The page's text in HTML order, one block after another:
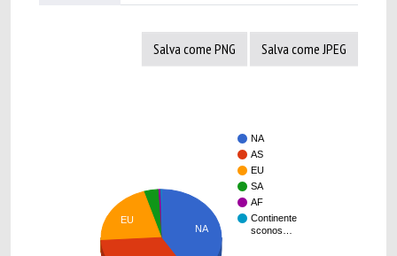
Salva come PNG Salva come JPEG
NA
AS
EU
SA
AF
Continente
sconos…
NA
EU